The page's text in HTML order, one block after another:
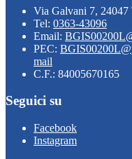
Via Galvani 7,
Tel: 0363-43096
Email:
PEC:
mail
C.F.: 84005670165
Seguici su
Facebook
Instagram